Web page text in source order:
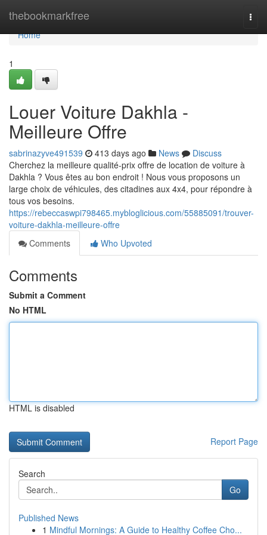
thebookmarkfree
Home
Home
1
Louer Voiture Dakhla -
Meilleure Offre
sabrinazyve491539 413 days ago News
Discuss
Cherchez la meilleure qualité-prix offre de location de voiture à
Dakhla ? Vous êtes au bon endroit ! Nous vous proposons un
large choix de véhicules, des citadines aux 4x4, pour répondre à
tous vos besoins.
https://rebeccaswpi798465.mybloglicious.com/55885091/trouver-
voiture-dakhla-meilleure-offre
Comments
Who Upvoted
Comments
Submit a Comment
No HTML
HTML is disabled
Report Page
Search
Go
Published News
1 Mindful Mornings: A Guide to Healthy Coffee Cho...